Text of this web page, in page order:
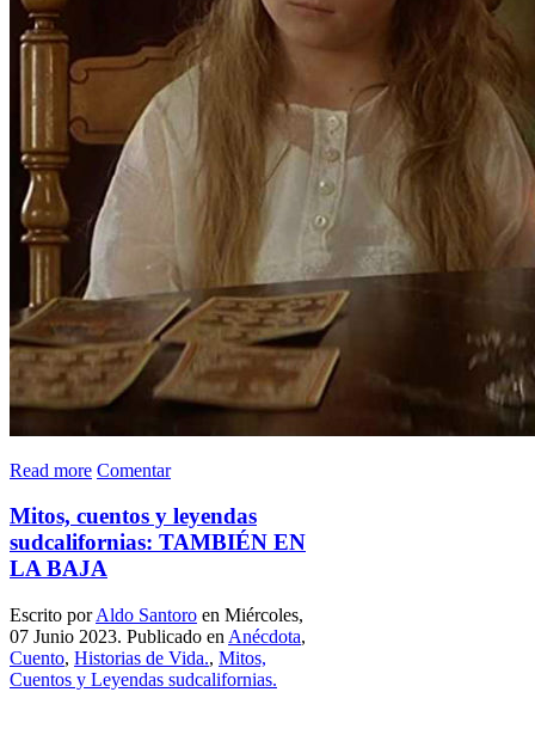
Read more Comentar
Mitos, cuentos y leyendas
sudcalifornias: TAMBIÉN EN
LA BAJA
Escrito porAldo Santoro en Miércoles,
07 Junio 2023. Publicado en Anécdota,
Cuento, Historias de Vida., Mitos,
Cuentos y Leyendas sudcalifornias.